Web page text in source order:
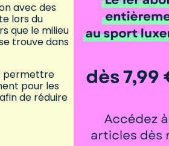
avec des
lors du
que le milieu
trouve dans
permettre
pour les
de réduire